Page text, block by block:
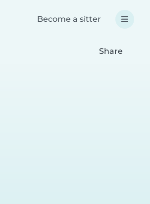
Become a sitter
Share